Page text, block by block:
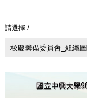
請選擇 /
校慶籌備委員會_組織圖